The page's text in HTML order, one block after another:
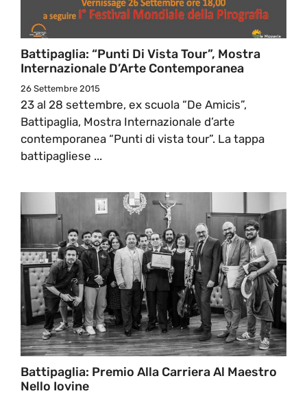
Battipaglia: “Punti Di Vista Tour”, Mostra
Internazionale D’Arte Contemporanea
26 Settembre 2015
23 al 28 settembre, ex scuola “De Amicis”,
Battipaglia, Mostra Internazionale d’arte
contemporanea “Punti di vista tour”. La tappa
battipagliese ...
Battipaglia: Premio Alla Carriera Al Maestro
Nello Iovine